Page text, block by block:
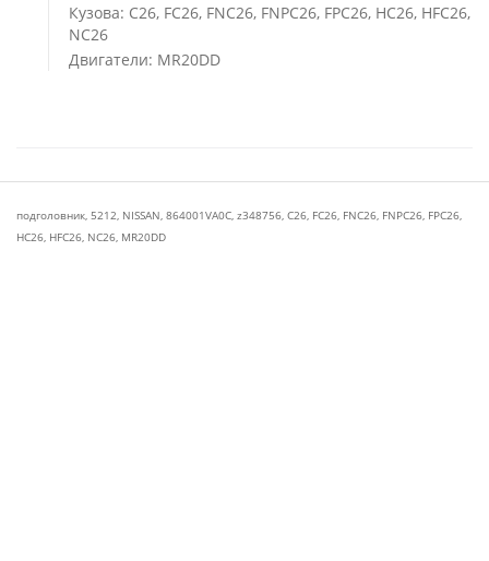
Кузова: C26, FC26, FNC26, FNPC26, FPC26, HC26, HFC26,
NC26
Двигатели: MR20DD
подголовник, 5212, NISSAN, 864001VA0C, z348756, C26, FC26, FNC26, FNPC26, FPC26,
HC26, HFC26, NC26, MR20DD